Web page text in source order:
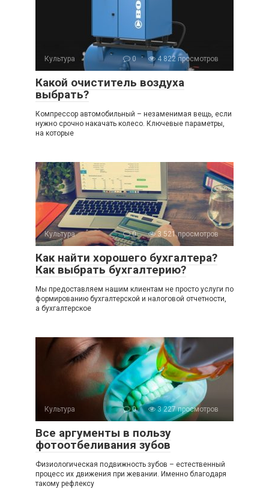
Культура 0 4 822 просмотров
Какой очиститель воздуха
выбрать?
Компрессор автомобильный – незаменимая вещь, если
нужно срочно накачать колесо. Ключевые параметры,
на которые
Культура 0 3 521 просмотров
Как найти хорошего бухгалтера?
Как выбрать бухгалтерию?
Мы предоставляем нашим клиентам не просто услуги по
формированию бухгалтерской и налоговой отчетности,
а бухгалтерское
Культура 0 3 227 просмотров
Все аргументы в пользу
фотоотбеливания зубов
Физиологическая подвижность зубов – естественный
процесс их движения при жевании. Именно благодаря
такому рефлексу